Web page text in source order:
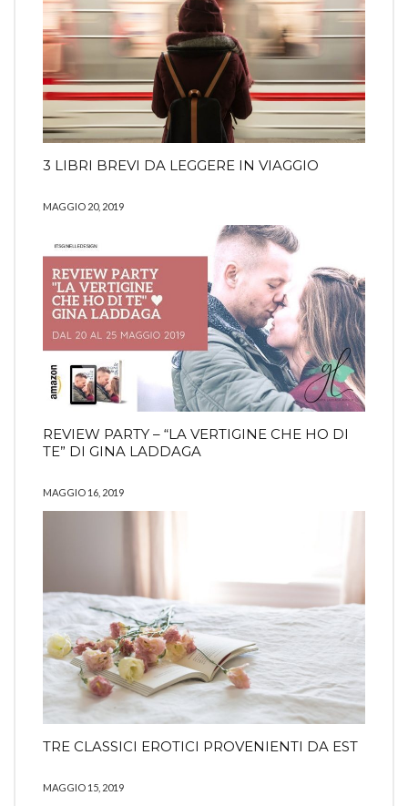
3 LIBRI BREVI DA LEGGERE IN VIAGGIO
MAGGIO 20, 2019
REVIEW PARTY – “LA VERTIGINE CHE HO DI
TE” DI GINA LADDAGA
MAGGIO 16, 2019
TRE CLASSICI EROTICI PROVENIENTI DA EST
MAGGIO 15, 2019